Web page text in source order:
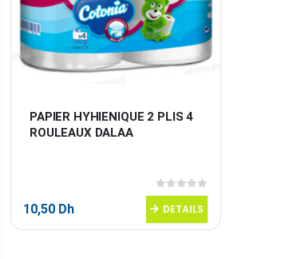
PAPIER HYHIENIQUE 2 PLIS 4
ROULEAUX DALAA
0sur 5
10,50 Dh DETAILS